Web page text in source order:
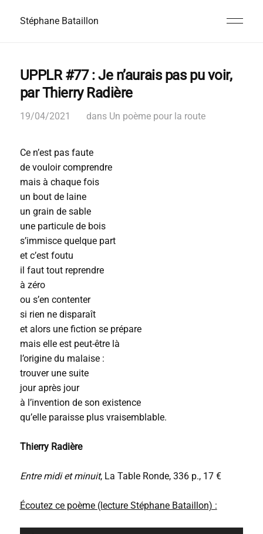
Stéphane Bataillon
UPPLR #77 : Je n’aurais pas pu voir,
par Thierry Radière
19/04/2021 dans Un poème pour la route
Ce n’est pas faute
de vouloir comprendre
mais à chaque fois
un bout de laine
un grain de sable
une particule de bois
s’immisce quelque part
et c’est foutu
il faut tout reprendre
à zéro
ou s’en contenter
si rien ne disparaît
et alors une fiction se prépare
mais elle est peut-être là
l’origine du malaise :
trouver une suite
jour après jour
à l’invention de son existence
qu’elle paraisse plus vraisemblable.
Thierry Radière
Entre midi et minuit, La Table Ronde, 336 p., 17 €
Écoutez ce poème (lecture Stéphane Bataillon) :